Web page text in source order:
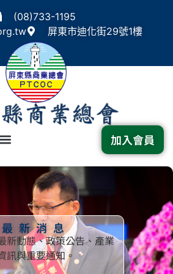
(08)733-1195
屏東市迪化街29號1樓
加入會員
最新消息
新動態、政策公告、產業
訊與重要通知。